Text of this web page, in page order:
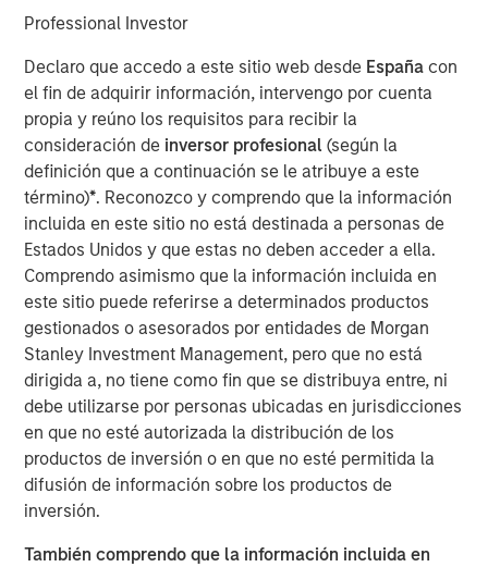
Professional Investor
Declaro que accedo a este sitio web desde España con
el fin de adquirir información, intervengo por cuenta
propia y reúno los requisitos para recibir la
consideración de inversor profesional(según la
definición que a continuación se le atribuye a este
término)*. Reconozco y comprendo que la información
incluida en este sitio no está destinada a personas de
Estados Unidos y que estas no deben acceder a ella.
Comprendo asimismo que la información incluida en
este sitio puede referirse a determinados productos
gestionados o asesorados por entidades de Morgan
Stanley Investment Management, pero que no está
dirigida a, no tiene como fin que se distribuya entre, ni
debe utilizarse por personas ubicadas en jurisdicciones
en que no esté autorizada la distribución de los
productos de inversión o en que no esté permitida la
difusión de información sobre los productos de
inversión.
También comprendo que la información incluida en
Tony Charles
Key Takeaways:
After the post‑COVID surge in deliveries, new
construction has fallen, thinning the medium‑term
pipeline and setting the stage for improving
fundamentals as excess supply is absorbed.
Elevated home prices and higher mortgage rates
have widened the rent‑versus‑own cost gap,
extending renter tenure and supporting resilient
demand.
Valuations have adjusted and now sit below